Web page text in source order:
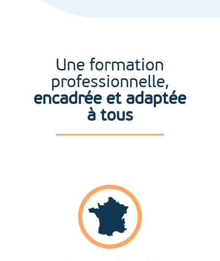
Une formation
professionnelle,
encadrée et adaptée
à tous